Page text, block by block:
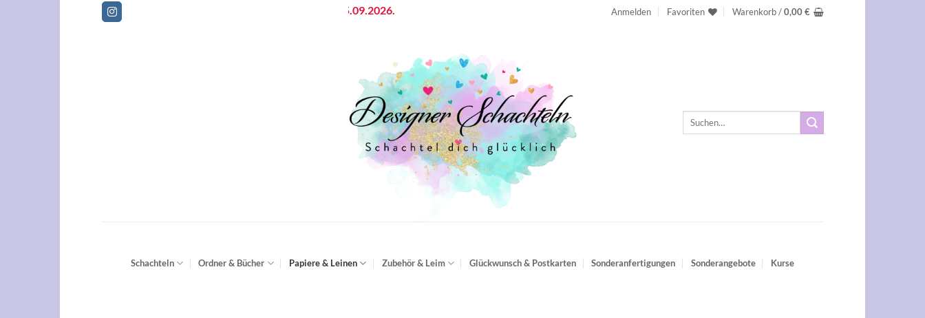
Betriebsferien vom 01.08.2026 bis 15.09.2026. Anmelden Favoriten Warenkorb /0,00€
Suchen
Schachteln Ordner & Bücher Papiere & Leinen Zubehör & Leim Glückwunsch & Postkarten Sonderanfertigungen Sonderangebote Kurse